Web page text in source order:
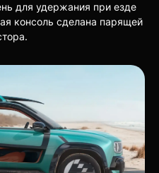
для удержания при езде
консоль сделана парящей